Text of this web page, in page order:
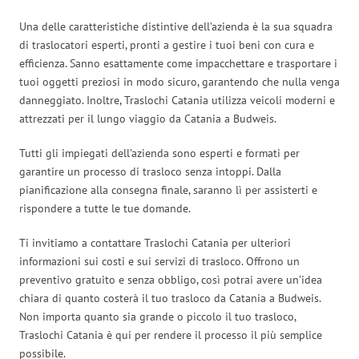
Una delle caratteristiche distintive dell’azienda è la sua squadra
di traslocatori esperti, pronti a gestire i tuoi beni con cura e
efficienza. Sanno esattamente come impacchettare e trasportare i
tuoi oggetti preziosi in modo sicuro, garantendo che nulla venga
danneggiato. Inoltre, Traslochi Catania utilizza veicoli moderni e
attrezzati per il lungo viaggio da Catania a Budweis.
Tutti gli impiegati dell’azienda sono esperti e formati per
garantire un processo di trasloco senza intoppi. Dalla
pianificazione alla consegna finale, saranno lì per assisterti e
rispondere a tutte le tue domande.
Ti invitiamo a contattare Traslochi Catania per ulteriori
informazioni sui costi e sui servizi di trasloco. Offrono un
preventivo gratuito e senza obbligo, così potrai avere un’idea
chiara di quanto costerà il tuo trasloco da Catania a Budweis.
Non importa quanto sia grande o piccolo il tuo trasloco,
Traslochi Catania è qui per rendere il processo il più semplice
possibile.